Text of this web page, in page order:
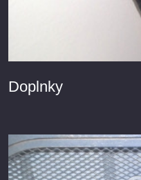
Doplnky